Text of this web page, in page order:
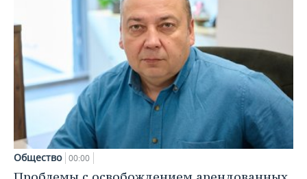
Общество 00:00